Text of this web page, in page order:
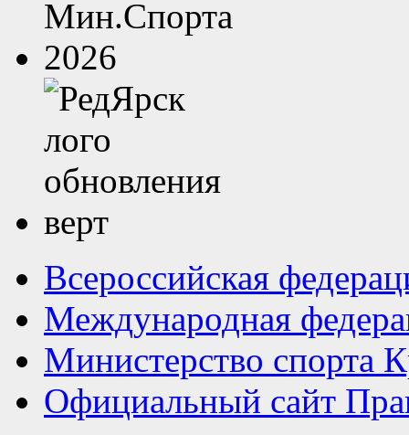
Всероссийская
Международная
Министерство спорта
Официальный сайт